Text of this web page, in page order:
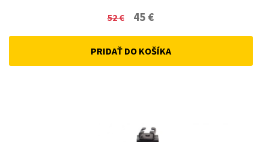
52€
Original
price
was:
45 €
price
is:
PRIDAŤ DO KOŠÍKA